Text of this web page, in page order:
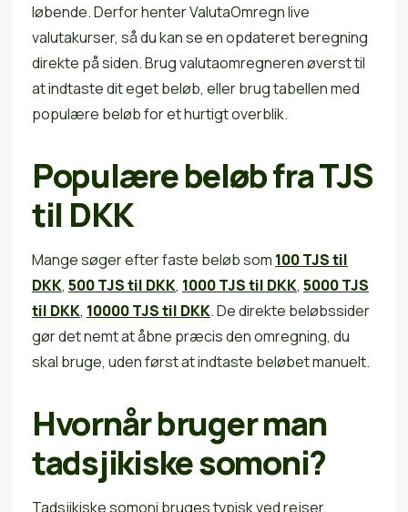
løbende. Derfor henter ValutaOmregn live
valutakurser, så du kan se en opdateret beregning
direkte på siden. Brug valutaomregneren øverst til
at indtaste dit eget beløb, eller brug tabellen med
populære beløb for et hurtigt overblik.
Populære beløb fra TJS
til DKK
Mange søger efter faste beløb som 100 TJS til
DKK, 500 TJS til DKK, 1000 TJS til DKK, 5000 TJS
til DKK, 10000 TJS til DKK. De direkte beløbssider
gør det nemt at åbne præcis den omregning, du
skal bruge, uden først at indtaste beløbet manuelt.
Hvornår bruger man
tadsjikiske somoni?
Tadsjikiske somoni bruges typisk ved rejser,